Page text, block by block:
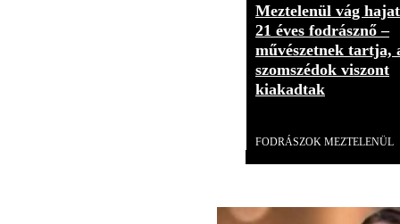
Meztelenül vág
21 éves fodrásznő –
művészetnek tartja,
szomszédok viszont
kiakadtak
FODRÁSZOK MEZTELENÜL